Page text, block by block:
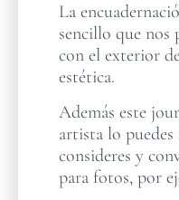
La
sencillo que
con el exterior
estética.
Además este
artista lo
consideres y
para fotos, por